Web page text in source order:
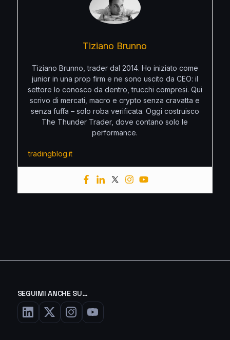
Tiziano Brunno
Tiziano Brunno, trader dal 2014. Ho iniziato come
junior in una prop firm e ne sono uscito da CEO: il
settore lo conosco da dentro, trucchi compresi. Qui
scrivo di mercati, macro e crypto senza cravatta e
senza fuffa – solo roba verificata. Oggi costruisco
The Thunder Trader, dove contano solo le
performance.
tradingblog.it
SEGUIMI ANCHE SU…